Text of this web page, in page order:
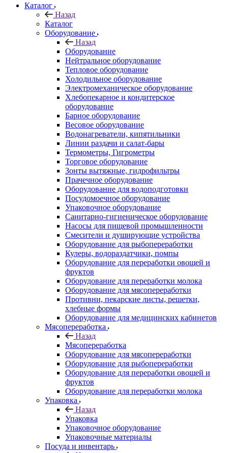
Каталог
Назад
Каталог
Оборудование
Назад
Оборудование
Нейтральное оборудование
Тепловое оборудование
Холодильное оборудование
Электромеханическое оборудование
Хлебопекарное и кондитерское
оборудование
Барное оборудование
Весовое оборудование
Водонагреватели, кипятильники
Линии раздачи и салат-бары
Термометры, Гигрометры
Торговое оборудование
Зонты вытяжные, гидрофильтры
Прачечное оборудование
Оборудование для водоподготовки
Посудомоечное оборудование
Упаковочное оборудование
Санитарно-гигиеническое оборудование
Насосы для пищевой промышленности
Смесители и душирующие устройства
Оборудование для рыбопереработки
Кулеры, водораздатчики, помпы
Оборудование для переработки овощей и
фруктов
Оборудование для переработки молока
Оборудование для мясопереработки
Противни, пекарские листы, решетки,
хлебные формы
Оборудование для медицинских кабинетов
Мясопереработка
Назад
Мясопереработка
Оборудование для мясопереработки
Оборудование для рыбопереработки
Оборудование для переработки овощей и
фруктов
Оборудование для переработки молока
Упаковка
Назад
Упаковка
Упаковочное оборудование
Упаковочные материалы
Посуда и инвентарь